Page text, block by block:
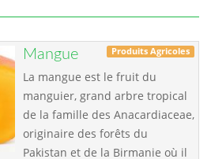
Produits Agricoles
Mangue
La mangue est le fruit du
manguier, grand arbre tropical
de la famille des Anacardiaceae,
originaire des forêts du
Pakistan et de la Birmanie où il